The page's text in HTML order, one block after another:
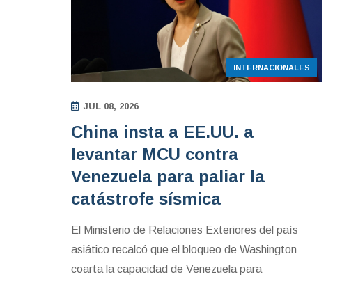
INTERNACIONALES
JUL 08, 2026
China insta a EE.UU. a
levantar MCU contra
Venezuela para paliar la
catástrofe sísmica
El Ministerio de Relaciones Exteriores del país
asiático recalcó que el bloqueo de Washington
coarta la capacidad de Venezuela para